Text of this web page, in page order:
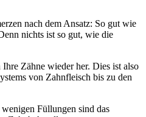
nach dem Ansatz: So gut wie
nichts ist so gut, wie die
Zähne wieder her. Dies ist also
von Zahnfleisch bis zu den
Füllungen sind das